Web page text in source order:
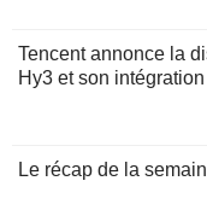
Tencent annonce la
Hy3 et son
Le récap de la